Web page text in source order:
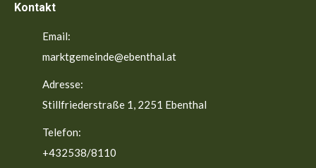
Kontakt
Email:
marktgemeinde@ebenthal.at
Adresse:
Stillfriederstraße 1, 2251 Ebenthal
Telefon:
+432538/8110